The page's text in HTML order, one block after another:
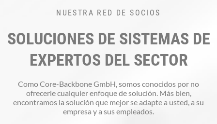
NUESTRA RED DE SOCIOS
SOLUCIONES DE SISTEMAS DE
EXPERTOS DEL SECTOR
Como Core-Backbone GmbH, somos conocidos por no
ofrecerle cualquier enfoque de solución. Más bien,
encontramos la solución que mejor se adapte a usted, a su
empresa y a sus empleados.